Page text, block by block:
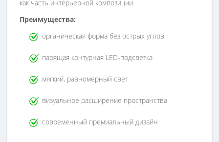
как часть интерьерной композиции.
Преимущества:
органическая форма без острых углов
парящая контурная LED-подсветка
мягкий, равномерный свет
визуальное расширение пространства
современный премиальный дизайн